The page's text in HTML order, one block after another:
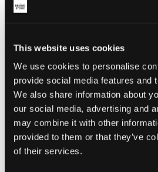
This website uses cookies
We use cookies to personalise
provide social media features and
We also share information about
our social media, advertising and
may combine it with other
provided to them or that they’ve
of their services.
Størrelse
Opfattet størrelse
Perfekt